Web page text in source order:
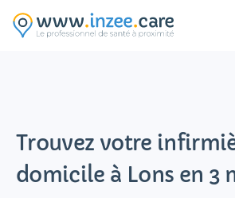
Trouvez votre
domicile à Lons en 3